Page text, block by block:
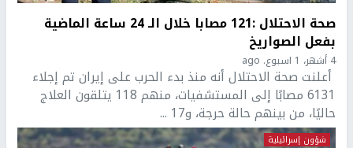
صحة الاحتلال :121 مصابا خلال الـ 24 ساعة الماضية
بفعل الصواريخ
4 أشهر، 1 اسبوع. ago
أعلنت صحة الاحتلال أنه منذ بدء الحرب على إيران تم إجلاء
6131 مصابًا إلى المستشفيات، منهم 118 يتلقون العلاج
حاليًا، من بينهم حالة حرجة، و17 ...
شؤون إسرائيلية